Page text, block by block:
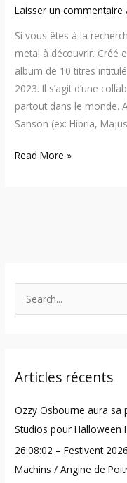
Laisser un commentaire
Si vous êtes à la
metal à découvrir. Créé
album de 10 titres
2023. Il s’agit d’une
partout dans le monde.
Sanson (ex: Hibria,
Read More »
c
f
o
r
:
Articles récents
Ozzy Osbourne aura sa
Studios pour Halloween
26:08:02 – Festivent
Machins / Angine de